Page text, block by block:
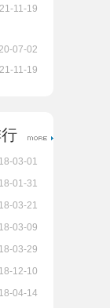
11-19
07-02
11-19
03-01
01-31
03-21
03-09
03-29
12-10
04-14